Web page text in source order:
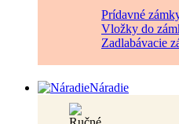
Prídavné
Vložky do
Zadlabávacie
Náradie